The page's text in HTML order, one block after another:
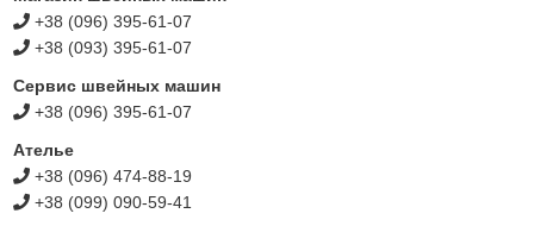
+38 (096) 395-61-07
+38 (093) 395-61-07
Сервис швейных машин
+38 (096) 395-61-07
Ателье
+38 (096) 474-88-19
+38 (099) 090-59-41